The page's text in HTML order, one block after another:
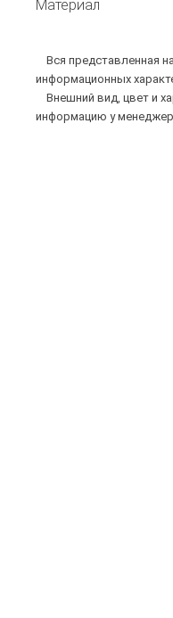
Материал
Вся представленная
информационных
Внешний вид, цвет и
информацию у